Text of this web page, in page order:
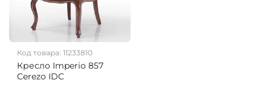
Код товара: 11233810
Кресло Imperio 857
Cerezo IDC